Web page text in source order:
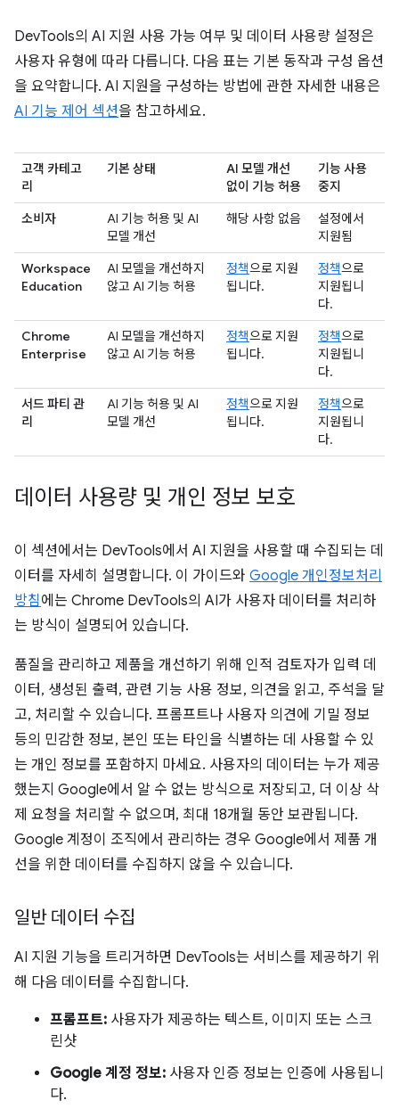
DevTools의 AI 지원 사용 가능 여부 및 데이터 사용량 설정은
사용자 유형에 따라 다릅니다. 다음 표는 기본 동작과 구성 옵션
을 요약합니다. AI 지원을 구성하는 방법에 관한 자세한 내용은
AI 기능 제어 섹션을 참고하세요.
고객 카테고
리
기본 상태
AI 모델 개선
없이 기능 허용
기능 사용
중지
소비자
AI 기능 허용 및 AI
모델 개선
해당 사항 없음
설정에서
지원됨
Workspace
Education
AI 모델을 개선하지
않고 AI 기능 허용
정책으로 지원
됩니다.
정책으로
지원됩니
다.
Chrome
Enterprise
AI 모델을 개선하지
않고 AI 기능 허용
정책으로 지원
됩니다.
정책으로
지원됩니
다.
서드 파티 관
리
AI 기능 허용 및 AI
모델 개선
정책으로 지원
됩니다.
정책으로
지원됩니
다.
데이터 사용량 및 개인 정보 보호
이 섹션에서는 DevTools에서 AI 지원을 사용할 때 수집되는 데
이터를 자세히 설명합니다. 이 가이드와 Google 개인정보처리
방침에는 Chrome DevTools의 AI가 사용자 데이터를 처리하
는 방식이 설명되어 있습니다.
품질을 관리하고 제품을 개선하기 위해 인적 검토자가 입력 데
이터, 생성된 출력, 관련 기능 사용 정보, 의견을 읽고, 주석을 달
고, 처리할 수 있습니다. 프롬프트나 사용자 의견에 기밀 정보
등의 민감한 정보, 본인 또는 타인을 식별하는 데 사용할 수 있
는 개인 정보를 포함하지 마세요. 사용자의 데이터는 누가 제공
했는지 Google에서 알 수 없는 방식으로 저장되고, 더 이상 삭
제 요청을 처리할 수 없으며, 최대 18개월 동안 보관됩니다.
Google 계정이 조직에서 관리하는 경우 Google에서 제품 개
선을 위한 데이터를 수집하지 않을 수 있습니다.
일반 데이터 수집
AI 지원 기능을 트리거하면 DevTools는 서비스를 제공하기 위
해 다음 데이터를 수집합니다.
프롬프트: 사용자가 제공하는 텍스트, 이미지 또는 스크
린샷
Google 계정 정보: 사용자 인증 정보는 인증에 사용됩니
다.